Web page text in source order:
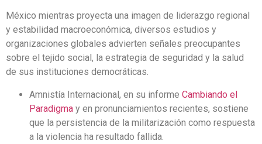
México mientras proyecta una imagen de liderazgo regional
y estabilidad macroeconómica, diversos estudios y
organizaciones globales advierten señales preocupantes
sobre el tejido social, la estrategia de seguridad y la salud
de sus instituciones democráticas.
Amnistía Internacional, en su informe Cambiando el
Paradigma y en pronunciamientos recientes, sostiene
que la persistencia de la militarización como respuesta
a la violencia ha resultado fallida.